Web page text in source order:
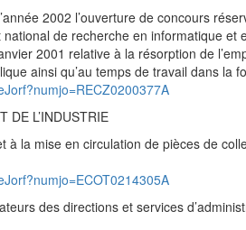
2002 l’ouverture de concours
de recherche en informatique et
2001 relative à la résorption de
ainsi qu’au temps de travail dans la
DE L’INDUSTRIE
la mise en circulation de pièces de
des directions et services